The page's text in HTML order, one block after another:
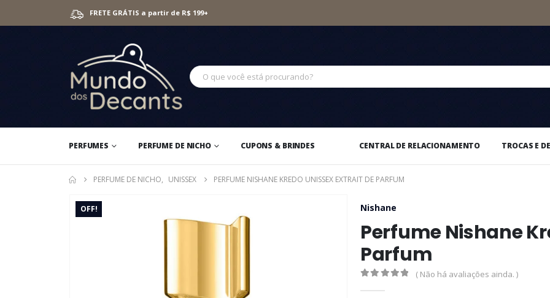
FRETE GRÁTIS a partir de R$ 199+
PERFUMES PERFUME DE NICHO CUPONS & BRINDES CENTRAL DE RELACIONAMENTO TROCAS E
PERFUME DE NICHO, UNISSEX PERFUME NISHANE KREDO UNISSEX EXTRAIT DE PARFUM
OFF! Nishane
Perfume Nishane
Parfum
( Não há avaliações ainda. )